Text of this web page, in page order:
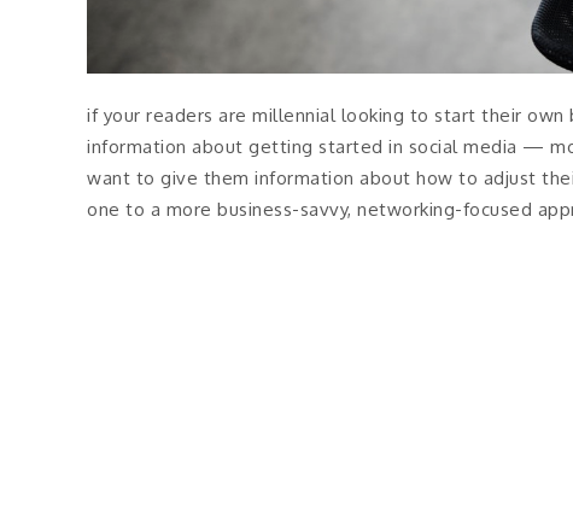
if your readers are millennial looking to start their
information about getting started in social media —
want to give them information about how to adjust
one to a more business-savvy, networking-focused